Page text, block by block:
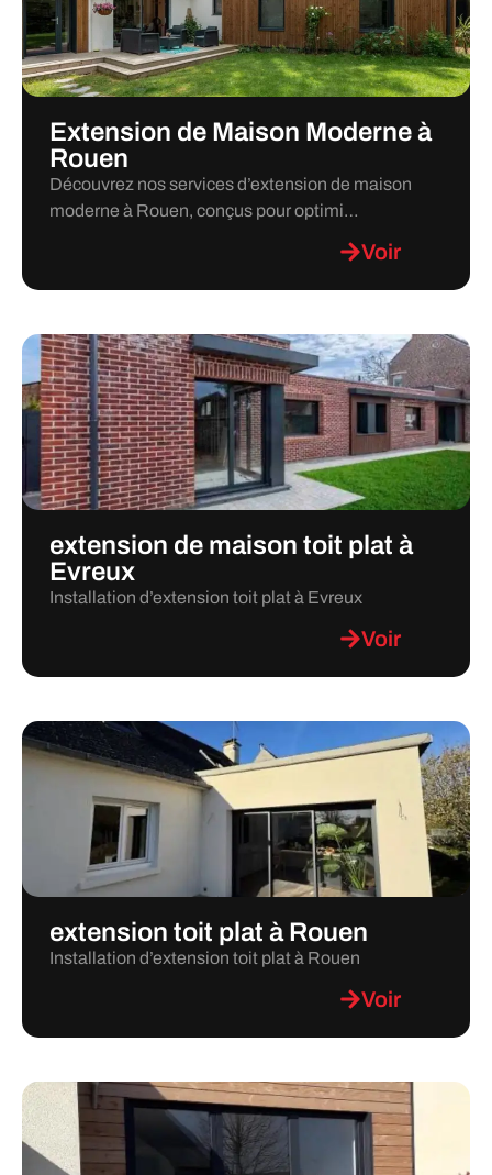
Extension de Maison Moderne à
Rouen
Découvrez nos services d’extension de maison
moderne à Rouen, conçus pour optimi…
Voir
extension de maison toit plat à
Evreux
Installation d’extension toit plat à Evreux
Voir
extension toit plat à Rouen
Installation d’extension toit plat à Rouen
Voir